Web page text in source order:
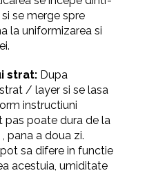
se merge spre
la uniformizarea si
strat: Dupa
strat / layer si se lasa
instructiuni
pas poate dura de la
pana a doua zi.
sa difere in functie
acestuia, umiditate